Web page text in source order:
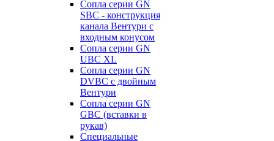
Сопла серии GN
SBC - конструкция
канала Вентури c
входным конусом
Сопла серии GN
UBC XL
Сопла серии GN
DVBC с двойным
Вентури
Сопла серии GN
GBC (вставки в
рукав)
Специальные